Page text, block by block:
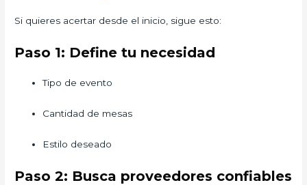
Si quieres acertar desde el inicio, sigue esto:
Paso 1: Define tu necesidad
Tipo de evento
Cantidad de mesas
Estilo deseado
Paso 2: Busca proveedores confiables